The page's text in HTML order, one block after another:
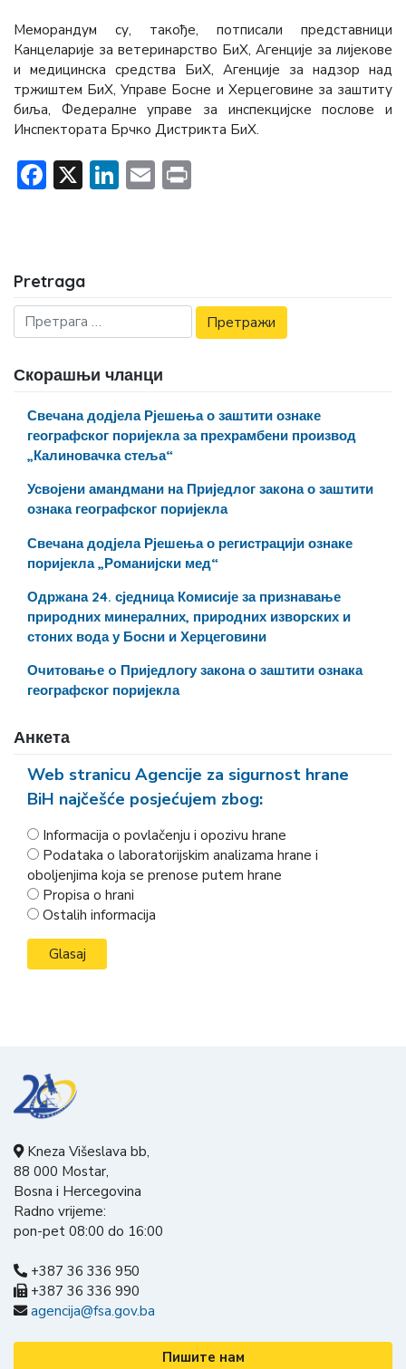
Меморандум су, такође, потписали представници
Канцеларије за ветеринарство БиХ, Агенције за лијекове
и медицинска средства БиХ, Агенције за надзор над
тржиштем БиХ, Управе Босне и Херцеговине за заштиту
биља, Федералне управе за инспекцијске послове и
Инспектората Брчко Дистрикта БиХ.
Facebook
X LinkedIn
Email
Pretraga
Скорашњи чланци
Свечана додјела Рјешења о заштити ознаке
географског поријекла за прехрамбени производ
„Калиновачка стеља“
Усвојени амандмани на Приједлог закона о заштити
ознака географског поријекла
Свечана додјела Рјешења о регистрацији ознаке
поријекла „Романијски мед“
Одржана 24. сједница Комисије за признавање
природних минералних, природних изворских и
стоних вода у Босни и Херцеговини
Очитовање o Приједлогу закона о заштити ознака
географског поријекла
Анкета
Web stranicu Agencije za sigurnost hrane
BiH najčešće posjećujem zbog:
Informacija o povlačenju i opozivu hrane
Podataka o laboratorijskim analizama hrane i
oboljenjima koja se prenose putem hrane
Propisa o hrani
Ostalih informacija
Kneza Višeslava bb,
88 000 Mostar,
Bosna i Hercegovina
Radno vrijeme:
pon-pet 08:00 do 16:00
+387 36 336 950
+387 36 336 990
agencija@fsa.gov.ba
Пишите нам